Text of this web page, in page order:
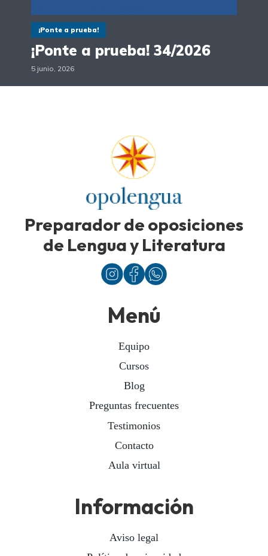
¡Ponte a prueba!
¡Ponte a prueba! 34/2026
5 junio, 2026
Preparador de oposiciones
de Lengua y Literatura
Menú
Equipo
Cursos
Blog
Preguntas frecuentes
Testimonios
Contacto
Aula virtual
Información
Aviso legal